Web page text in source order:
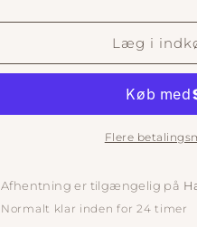
antallet
for
Linen
antallet
for
Pudebetræk
Linen
Læg i
Flere
Afhentning er tilgængelig på
Normalt klar inden for 24 timer